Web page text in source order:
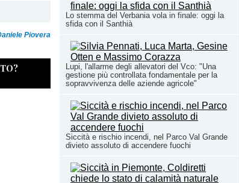
Lo stemma del Verbania vola in finale: oggi la
sfida con il Santhià
Lupi, l'allarme degli allevatori del Vco: "Una
gestione più controllata fondamentale per la
sopravvivenza delle aziende agricole"
Siccità e rischio incendi, nel Parco Val Grande
divieto assoluto di accendere fuochi
Piovera